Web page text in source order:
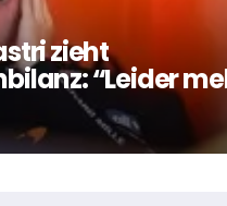
zieht
“Leider